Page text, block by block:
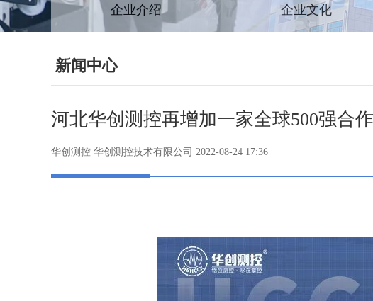
企业介绍 企业文化
新闻中心
河北华创测控再增加一家全球500强合
华创测控 华创测控技术有限公司 2022-08-24 17:36